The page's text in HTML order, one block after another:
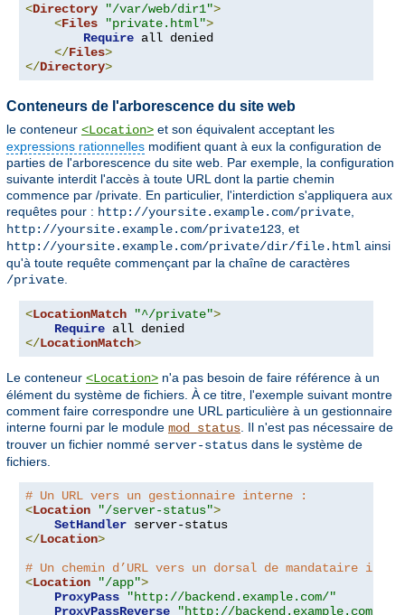
<Directory "/var/web/dir1">
<Files "private.html">
Require all denied
</Files>
</Directory>
Conteneurs de l'arborescence du site web
le conteneur <Location> et son équivalent acceptant les
expressions rationnelles modifient quant à eux la configuration de
parties de l'arborescence du site web. Par exemple, la configuration
suivante interdit l'accès à toute URL dont la partie chemin
commence par /private. En particulier, l'interdiction s'appliquera aux
requêtes pour : http://yoursite.example.com/private
http://yoursite.example.com/private123 , et
http://yoursite.example.com/private/dir/file.html ainsi
qu'à toute requête commençant par la chaîne de caractères
/private
<LocationMatch "^/private">
Require
</LocationMatch>
Le conteneur <Location> n'a pas besoin de faire référence à un
élément du système de fichiers. À ce titre, l'exemple suivant montre
comment faire correspondre une URL particulière à un gestionnaire
interne fourni par le module mod_status . Il n'est pas nécessaire de
trouver un fichier nommé server-status dans le système de
fichiers.
# Un URL vers un gestionnaire interne :
<Location "/server-status">
SetHandler
</Location>
# Un chemin d’URL vers un dorsal de mandataire
<Location "/app">
ProxyPass
"http://backend.example.com/"
ProxyPassReverse
"http://backend.example.com/"